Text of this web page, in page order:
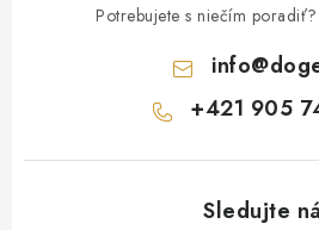
Potrebujete s niečím
info@
+421 905